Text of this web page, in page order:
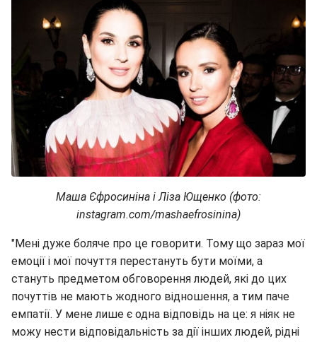
Маша Єфросиніна і Ліза Ющенко (фото:
instagram.com/mashaefrosinina)
"Мені дуже боляче про це говорити. Тому що зараз мої
емоції і мої почуття перестануть бути моїми, а
стануть предметом обговорення людей, які до цих
почуттів не мають жодного відношення, а тим паче
емпатії. У мене лише є одна відповідь на це: я ніяк не
можу нести відповідальність за дії інших людей, рідні